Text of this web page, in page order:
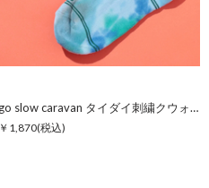
go slow caravan タイダイ刺繍クウォーターソックス
￥1,870(税込)